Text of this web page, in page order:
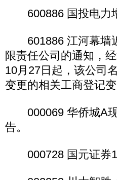
600886 国投电力增
601886 江河幕墙近
限责任公司的通知，
10月27日起，该公司
变更的相关工商登记
000069 华侨城A现
告。
000728 国元证券